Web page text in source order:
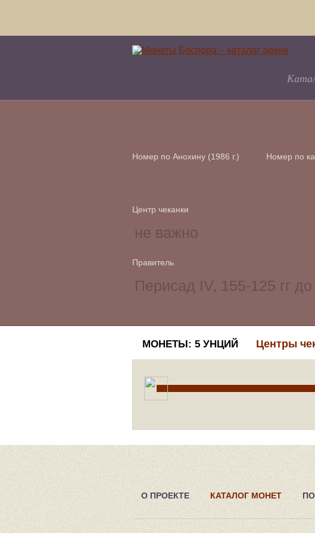
Номер по Анохину (1986 г.) Номер по
Центр чеканки
Правитель
МОНЕТЫ: 5 УНЦИЙ Центры
О ПРОЕКТЕ КАТАЛОГ МОНЕТ